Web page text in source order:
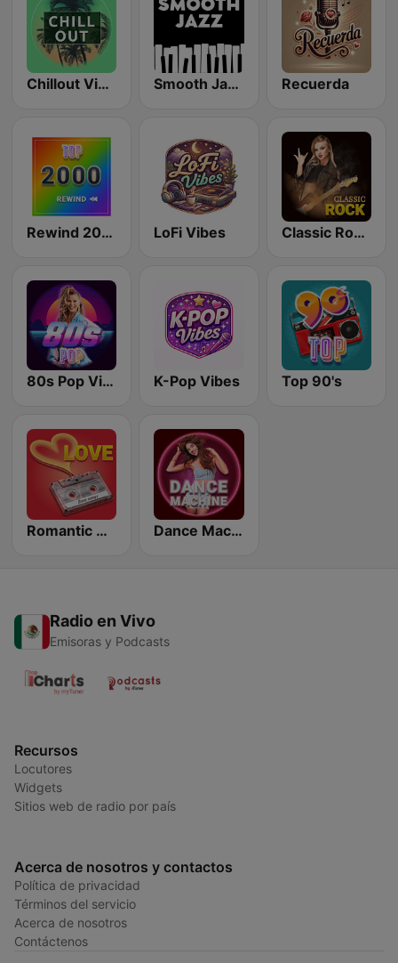
Chillout Vibes Smooth Jazz - Groov Recuerda
Rewind 2000's LoFi Vibes Classic Rock Station
80s Pop Vibes K-Pop Vibes Top 90's
Romantic Vibes Dance Machine
Radio en Vivo
Emisoras y Podcasts
Recursos
Locutores
Widgets
Sitios web de radio por país
Acerca de nosotros y contactos
Política de privacidad
Términos del servicio
Acerca de nosotros
Contáctenos